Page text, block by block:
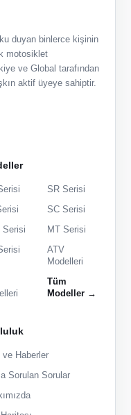
duyan binlerce kişinin
motosiklet
ve Global tarafından
aktif üyeye sahiptir.
SR Serisi
SC Serisi
Serisi
MT Serisi
ATV
Modelleri
Tüm
Modeller →
ve Haberler
Sorulan Sorular